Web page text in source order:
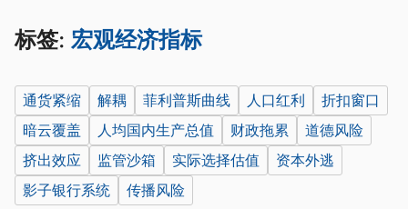
标签: 宏观经济指标
通货紧缩 解耦 菲利普斯曲线 人口红利
折扣窗口
暗云覆盖
人均国内生产总值 财政拖累
道德风险
挤出效应
监管沙箱 实际选择估值
资本外逃
影子银行系统
传播风险